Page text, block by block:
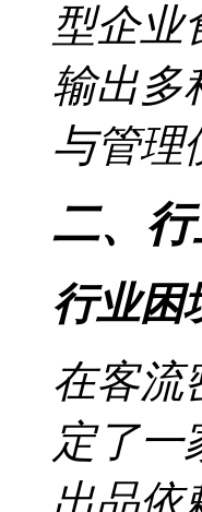
型企业
输出多
与管理
二、
行业困
在客流
定了一
出品依